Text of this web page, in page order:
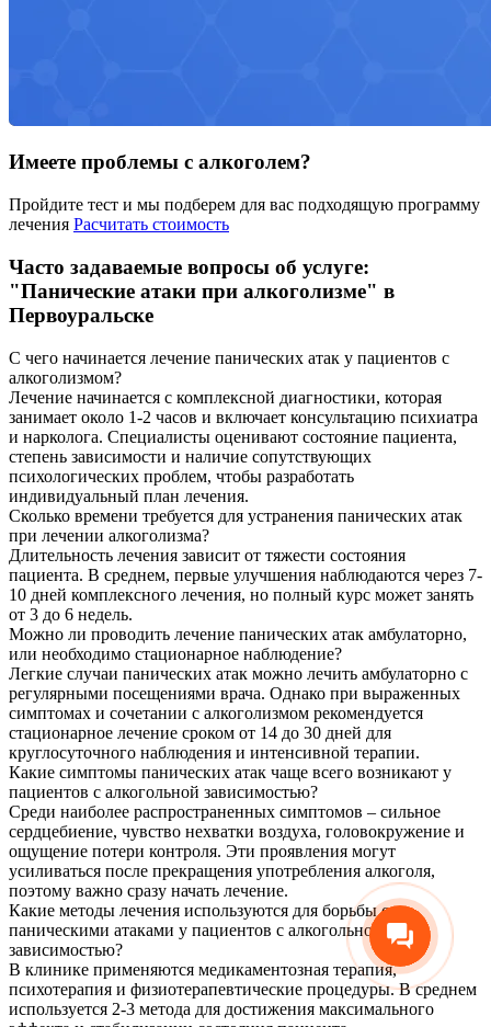
Имеете проблемы с алкоголем?
Пройдите тест и мы подберем для вас подходящую программу
лечения Расчитать стоимость
Часто задаваемые вопросы об услуге:
"Панические атаки при алкоголизме" в
Первоуральске
С чего начинается лечение панических атак у пациентов с
алкоголизмом?
Лечение начинается с комплексной диагностики, которая
занимает около 1-2 часов и включает консультацию психиатра
и нарколога. Специалисты оценивают состояние пациента,
степень зависимости и наличие сопутствующих
психологических проблем, чтобы разработать
индивидуальный план лечения.
Сколько времени требуется для устранения панических атак
при лечении алкоголизма?
Длительность лечения зависит от тяжести состояния
пациента. В среднем, первые улучшения наблюдаются через 7-
10 дней комплексного лечения, но полный курс может занять
от 3 до 6 недель.
Можно ли проводить лечение панических атак амбулаторно,
или необходимо стационарное наблюдение?
Легкие случаи панических атак можно лечить амбулаторно с
регулярными посещениями врача. Однако при выраженных
симптомах и сочетании с алкоголизмом рекомендуется
стационарное лечение сроком от 14 до 30 дней для
круглосуточного наблюдения и интенсивной терапии.
Какие симптомы панических атак чаще всего возникают у
пациентов с алкогольной зависимостью?
Среди наиболее распространенных симптомов – сильное
сердцебиение, чувство нехватки воздуха, головокружение и
ощущение потери контроля. Эти проявления могут
усиливаться после прекращения употребления алкоголя,
поэтому важно сразу начать лечение.
Какие методы лечения используются для борьбы с
паническими атаками у пациентов с алкогольной
зависимостью?
В клинике применяются медикаментозная терапия,
психотерапия и физиотерапевтические процедуры. В среднем
используется 2-3 метода для достижения максимального